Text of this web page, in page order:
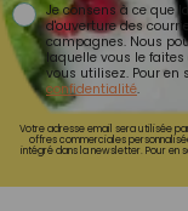
Je consens à ce que
d'ouverture des
campagnes. Nous
laquelle vous le
vous utilisez. Pour en
confidentialité.
Votre adresse email sera utilisée
offres commerciales
intégré dans la newsletter. Pour en